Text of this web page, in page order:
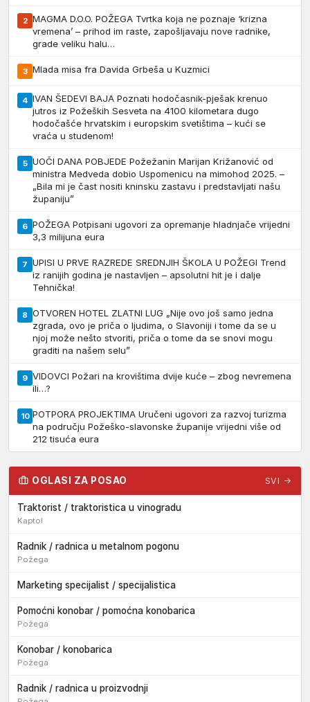
2 MAGMA D.O.O. POŽEGA Tvrtka koja ne poznaje ‘krizna
vremena’ – prihod im raste, zapošljavaju nove radnike,
grade veliku halu…
3 Mlada misa fra Davida Grbeša u Kuzmici
4 IVAN ŠEDEVI BAJA Poznati hodočasnik-pješak krenuo
jutros iz Požeških Sesveta na 4100 kilometara dugo
hodočašće hrvatskim i europskim svetištima – kući se
vraća u studenom!
5 UOČI DANA POBJEDE Požežanin Marijan Križanović od
ministra Medveda dobio Uspomenicu na mimohod 2025. –
„Bila mi je čast nositi kninsku zastavu i predstavljati našu
županiju”
6 POŽEGA Potpisani ugovori za opremanje hladnjače vrijedni
3,3 milijuna eura
7 UPISI U PRVE RAZREDE SREDNJIH ŠKOLA U POŽEGI Trend
iz ranijih godina je nastavljen – apsolutni hit je i dalje
Tehnička!
8 OTVOREN HOTEL ZLATNI LUG „Nije ovo još samo jedna
zgrada, ovo je priča o ljudima, o Slavoniji i tome da se u
njoj može nešto stvoriti, priča o tome da se snovi mogu
graditi na našem selu”
9 VIDOVCI Požari na krovištima dvije kuće – zbog nevremena
ili…?
10 POTPORA PROJEKTIMA Uručeni ugovori za razvoj turizma
na području Požeško-slavonske županije vrijedni više od
212 tisuća eura
OGLASI ZA POSAO SVI →
Traktorist / traktoristica u vinogradu
Kaptol
Radnik / radnica u metalnom pogonu
Požega
Marketing specijalist / specijalistica
Pomoćni konobar / pomoćna konobarica
Požega
Konobar / konobarica
Požega
Radnik / radnica u proizvodnji